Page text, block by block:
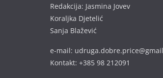
Redakcija: Jasmina Jovev
Koraljka Djetelić
Sanja Blažević
e-mail:
Kontakt: +385 98 212091